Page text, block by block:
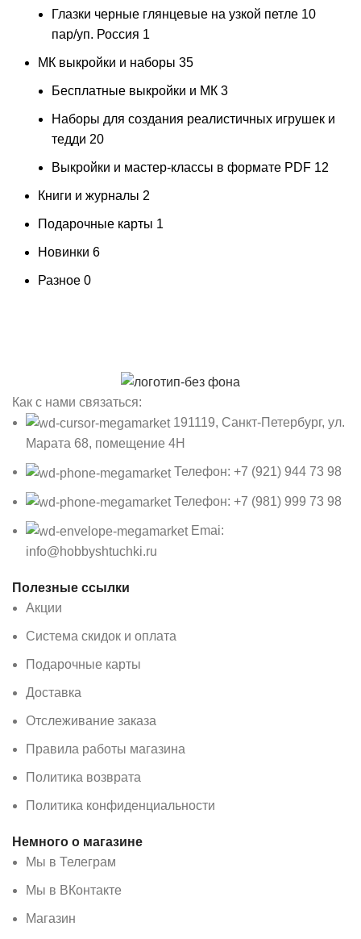
Глазки черные глянцевые на узкой петле 10
пар/уп. Россия 1
МК выкройки и наборы 35
Бесплатные выкройки и МК 3
Наборы для создания реалистичных игрушек и
тедди 20
Выкройки и мастер-классы в формате PDF 12
Книги и журналы 2
Подарочные карты 1
Новинки 6
Разное 0
Как с нами связаться:
191119, Санкт-Петербург, ул.
Марата 68, помещение 4Н
Телефон: +7 (921) 944 73 98
Телефон: +7 (981) 999 73 98
Emai:
info@hobbyshtuchki.ru
Полезные ссылки
Акции
Система скидок и оплата
Подарочные карты
Доставка
Отслеживание заказа
Правила работы магазина
Политика возврата
Политика конфиденциальности
Немного о магазине
Мы в Телеграм
Мы в ВКонтакте
Магазин